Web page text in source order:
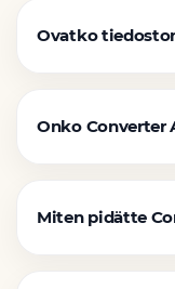
Ovatko
Onko Converter
Miten pidätte